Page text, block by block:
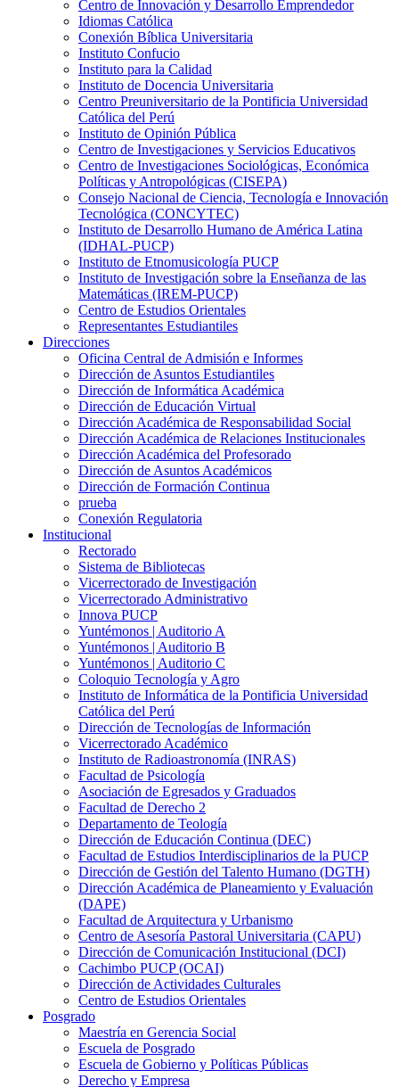
Centro de Innovación y Desarrollo Emprendedor
Idiomas Católica
Conexión Bíblica Universitaria
Instituto Confucio
Instituto para la Calidad
Instituto de Docencia Universitaria
Centro Preuniversitario de la Pontificia Universidad
Católica del Perú
Instituto de Opinión Pública
Centro de Investigaciones y Servicios Educativos
Centro de Investigaciones Sociológicas, Económica
Políticas y Antropológicas (CISEPA)
Consejo Nacional de Ciencia, Tecnología e Innovación
Tecnológica (CONCYTEC)
Instituto de Desarrollo Humano de América Latina
(IDHAL-PUCP)
Instituto de Etnomusicología PUCP
Instituto de Investigación sobre la Enseñanza de las
Matemáticas (IREM-PUCP)
Centro de Estudios Orientales
Representantes Estudiantiles
Direcciones
Oficina Central de Admisión e Informes
Dirección de Asuntos Estudiantiles
Dirección de Informática Académica
Dirección de Educación Virtual
Dirección Académica de Responsabilidad Social
Dirección Académica de Relaciones Institucionales
Dirección Académica del Profesorado
Dirección de Asuntos Académicos
Dirección de Formación Continua
prueba
Conexión Regulatoria
Institucional
Rectorado
Sistema de Bibliotecas
Vicerrectorado de Investigación
Vicerrectorado Administrativo
Innova PUCP
Yuntémonos | Auditorio A
Yuntémonos | Auditorio B
Yuntémonos | Auditorio C
Coloquio Tecnología y Agro
Instituto de Informática de la Pontificia Universidad
Católica del Perú
Dirección de Tecnologías de Información
Vicerrectorado Académico
Instituto de Radioastronomía (INRAS)
Facultad de Psicología
Asociación de Egresados y Graduados
Facultad de Derecho 2
Departamento de Teología
Dirección de Educación Continua (DEC)
Facultad de Estudios Interdisciplinarios de la PUCP
Dirección de Gestión del Talento Humano (DGTH)
Dirección Académica de Planeamiento y Evaluación
(DAPE)
Facultad de Arquitectura y Urbanismo
Centro de Asesoría Pastoral Universitaria (CAPU)
Dirección de Comunicación Institucional (DCI)
Cachimbo PUCP (OCAI)
Dirección de Actividades Culturales
Centro de Estudios Orientales
Posgrado
Maestría en Gerencia Social
Escuela de Posgrado
Escuela de Gobierno y Políticas Públicas
Derecho y Empresa